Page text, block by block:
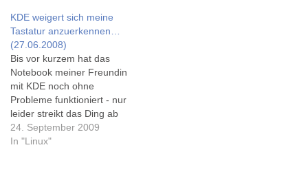
KDE weigert sich meine
Tastatur anzuerkennen…
(27.06.2008)
Bis vor kurzem hat das
Notebook meiner Freundin
mit KDE noch ohne
Probleme funktioniert - nur
leider streikt das Ding ab
der Anmeldung im KDE und
lässt nicht mal mehr einen
24. September 2009
In "Linux"